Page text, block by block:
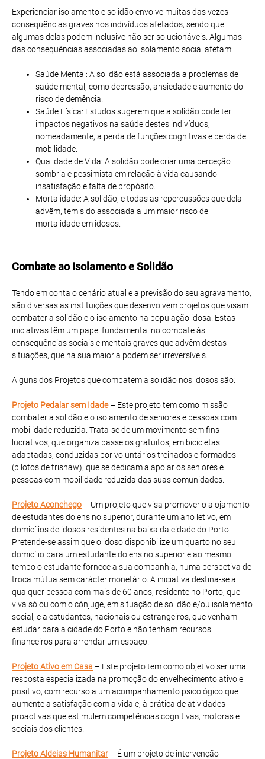
Experienciar isolamento e solidão envolve muitas das vezes
consequências graves nos indivíduos afetados, sendo que
algumas delas podem inclusive não ser solucionáveis. Algumas
das consequências associadas ao isolamento social afetam:
Saúde Mental: A solidão está associada a problemas de
saúde mental, como depressão, ansiedade e aumento do
risco de demência.
Saúde Física: Estudos sugerem que a solidão pode ter
impactos negativos na saúde destes indivíduos,
nomeadamente, a perda de funções cognitivas e perda de
mobilidade.
Qualidade de Vida: A solidão pode criar uma perceção
sombria e pessimista em relação à vida causando
insatisfação e falta de propósito.
Mortalidade: A solidão, e todas as repercussões que dela
advêm, tem sido associada a um maior risco de
mortalidade em idosos.
Combate ao Isolamento e Solidão
Tendo em conta o cenário atual e a previsão do seu agravamento,
são diversas as instituições que desenvolvem projetos que visam
combater a solidão e o isolamento na população idosa. Estas
iniciativas têm um papel fundamental no combate às
consequências sociais e mentais graves que advêm destas
situações, que na sua maioria podem ser irreversíveis.
Alguns dos Projetos que combatem a solidão nos idosos são:
Projeto Pedalar sem Idade– Este projeto tem como missão
combater a solidão e o isolamento de seniores e pessoas com
mobilidade reduzida. Trata-se de um movimento sem fins
lucrativos, que organiza passeios gratuitos, em bicicletas
adaptadas, conduzidas por voluntários treinados e formados
(pilotos de trishaw), que se dedicam a apoiar os seniores e
pessoas com mobilidade reduzida das suas comunidades.
Projeto Aconchego – Um projeto que visa promover o alojamento
de estudantes do ensino superior, durante um ano letivo, em
domicílios de idosos residentes na baixa da cidade do Porto.
Pretende-se assim que o idoso disponibilize um quarto no seu
domicílio para um estudante do ensino superior e ao mesmo
tempo o estudante fornece a sua companhia, numa perspetiva de
troca mútua sem carácter monetário. A iniciativa destina-se a
qualquer pessoa com mais de 60 anos, residente no Porto, que
viva só ou com o cônjuge, em situação de solidão e/ou isolamento
social, e a estudantes, nacionais ou estrangeiros, que venham
estudar para a cidade do Porto e não tenham recursos
financeiros para arrendar um espaço.
Projeto Ativo em Casa – Este projeto tem como objetivo ser uma
resposta especializada na promoção do envelhecimento ativo e
positivo, com recurso a um acompanhamento psicológico que
aumente a satisfação com a vida e, à prática de atividades
proactivas que estimulem competências cognitivas, motoras e
sociais dos clientes.
Projeto Aldeias Humanitar – É um projeto de intervenção